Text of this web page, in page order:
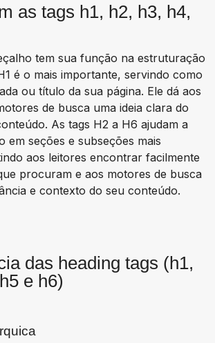
as tags h1, h2, h3, h4,
tem sua função na estruturação
é o mais importante, servindo como
ou título da sua página. Ele dá aos
de busca uma ideia clara do
As tags H2 a H6 ajudam a
em seções e subseções mais
aos leitores encontrar facilmente
procuram e aos motores de busca
e contexto do seu conteúdo.
das heading tags (h1,
e h6)